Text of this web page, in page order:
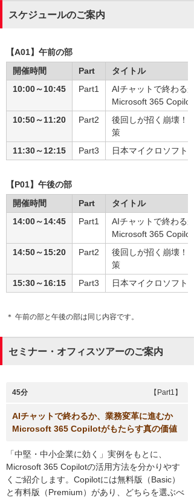
スケジュールのご案内
【A01】午前の部
開催時間
Part
タイトル
10:00～10:45
Part1
AIチャットで終わる
Microsoft 365 Copilot
10:50～11:20
Part2
後回しが招く崩壊！
策
11:30～12:15
Part3 日本マイクロソフ
【P01】午後の部
開催時間
Part
タイトル
14:00～14:45
Part1
AIチャットで終わる
Microsoft 365 Copilot
14:50～15:20
Part2
後回しが招く崩壊！
策
15:30～16:15
Part3 日本マイクロソフ
＊ 午前の部と午後の部は同じ内容です。
セミナー・オフィスツアーのご案内
45分 【Part1】
AIチャットで終わるか、業務変革に進むか
Microsoft 365 Copilotがもたらす真の価値
「中堅・中小企業に効く」実例をもとに、
Microsoft 365 Copilotの活用方法を分かりやす
くご紹介します。Copilotには無料版（Basic）
と有料版（Premium）があり、どちらを選ぶべ